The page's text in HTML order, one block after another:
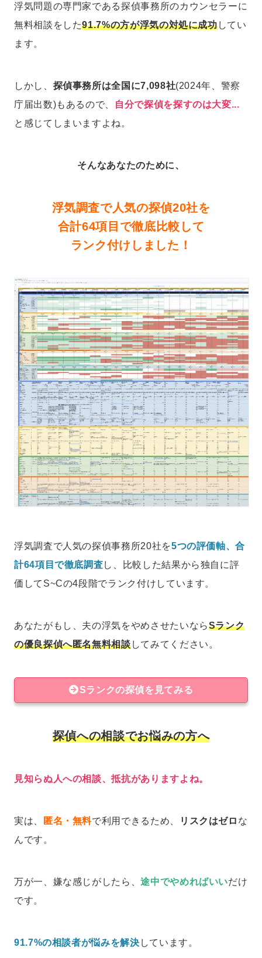
浮気問題の専門家である探偵事務所のカウンセラーに
無料相談をした91.7%の方が浮気の対処に成功してい
ます。
しかし、 探偵事務所は全国に7,098社(2024年、警察
庁届出数)もあるので、
自分で探偵を探すのは大変...
と感じてしまいますよね。
そんなあなたのために、
浮気調査で人気の探偵20社を
合計64項目で徹底比較して
ランク付けしました！
浮気調査で人気の探偵事務所20社を5つの評価軸、合
計64項目で徹底調査し、比較した結果から独自に評
価してS~Cの4段階でランク付けしています。
あなたがもし、夫の浮気をやめさせたいならSランク
の優良探偵へ匿名無料相談してみてください。
Sランクの探偵を見てみる
探偵への相談でお悩みの方へ
見知らぬ人への相談、抵抗がありますよね。
実は、 匿名・無料で利用できるため、 リスクはゼロ な
んです。
万が一、嫌な感じがしたら、途中でやめればいいだけ
です。
91.7%の相談者が悩みを解決 しています。